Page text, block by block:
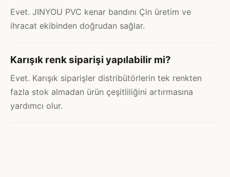
Evet. JINYOU PVC kenar bandını Çin üretim ve
ihracat ekibinden doğrudan sağlar.
Karışık renk siparişi yapılabilir mi?
Evet. Karışık siparişler distribütörlerin tek renkten
fazla stok almadan ürün çeşitliliğini artırmasına
yardımcı olur.